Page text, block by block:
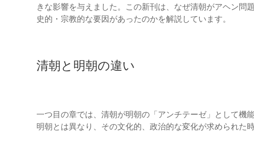
きな影響を与えました。この新刊は、なぜ清朝がアヘン問
史的・宗教的な要因があったのかを解説しています。
清朝と明朝の違い
一つ目の章では、清朝が明朝の「アンチテーゼ」として機
明朝とは異なり、その文化的、政治的な変化が求められた